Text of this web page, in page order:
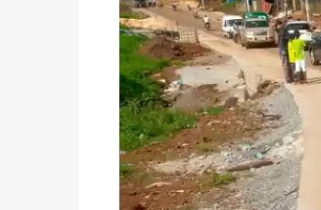
Politique-Délégués de
avant le 16 mai 2026 à 16h
Politique-Proclamation
statistiques des
Politique-Suite de la
ce 03 juin à 14h